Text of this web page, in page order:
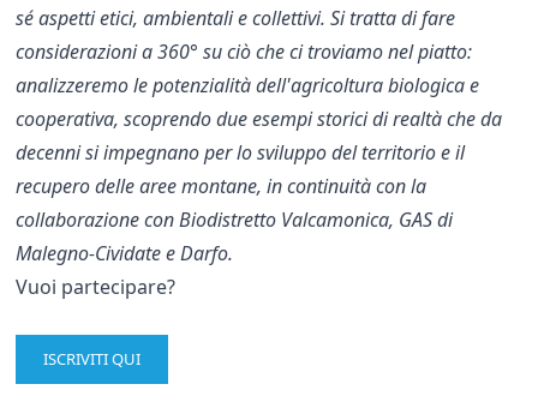
sé aspetti etici, ambientali e collettivi. Si tratta di fare
considerazioni a 360° su ciò che ci troviamo nel piatto:
analizzeremo le potenzialità dell'agricoltura biologica e
cooperativa, scoprendo due esempi storici di realtà che da
decenni si impegnano per losviluppo del territorioe il
recupero delle aree montane, in continuità con la
collaborazione conBiodistretto Valcamonica, GAS di
Malegno-Cividate e Darfo.
Vuoi partecipare?
ISCRIVITI QUI